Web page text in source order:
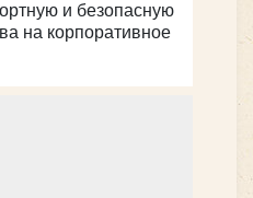
6885
и безопасную
на корпоративное